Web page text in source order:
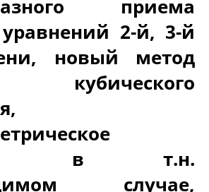
приема
2-й, 3-й
новый метод
кубического
в т.н.
случае,